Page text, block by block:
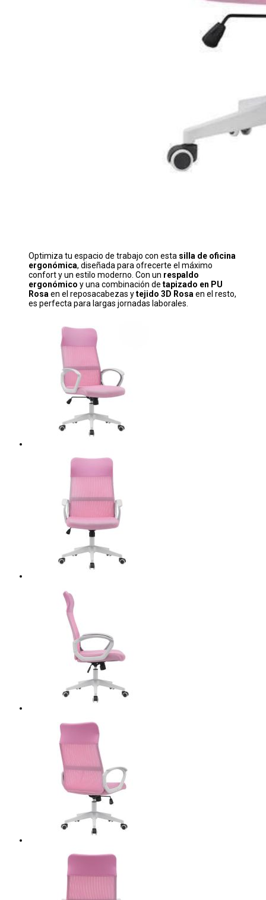
Optimiza tu espacio de trabajo con esta silla de oficina
ergonómica, diseñada para ofrecerte el máximo
confort y un estilo moderno. Con un respaldo
ergonómico y una combinación de tapizado en PU
Rosaen el reposacabezas ytejido 3D Rosaen el resto,
es perfecta para largas jornadas laborales.